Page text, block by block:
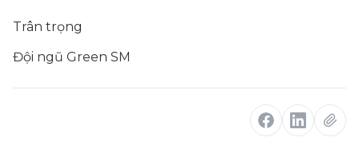
Trân trọng
Đội ngũ Green SM